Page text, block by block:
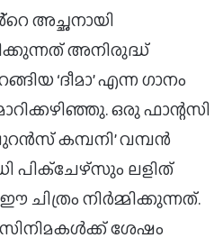
അച്ഛനായി
അനിരുദ്ധ്
‘ദീമാ’ എന്ന ഗാനം
ഒരു ഫാന്റസി
കമ്പനി’ വമ്പൻ
പിക്ചേഴ്സും ലളിത്
ചിത്രം നിർമ്മിക്കുന്നത്.
ശേഷം